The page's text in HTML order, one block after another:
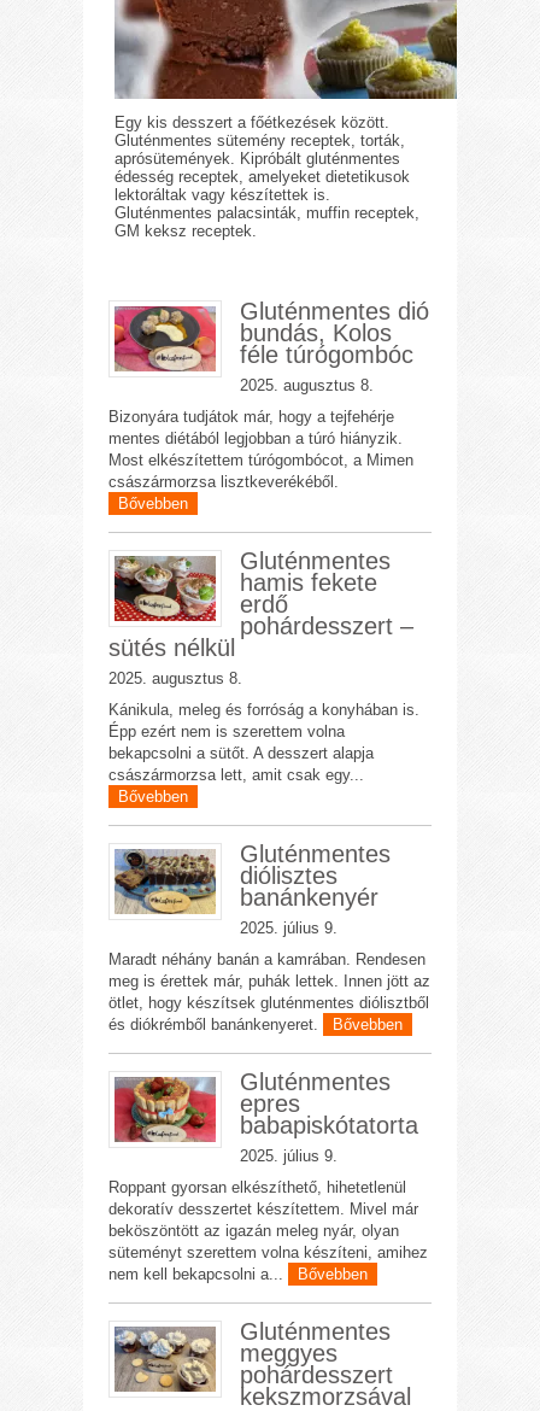
Egy kis desszert a főétkezések között.
Gluténmentes sütemény receptek, torták,
aprósütemények. Kipróbált gluténmentes
édesség receptek, amelyeket dietetikusok
lektoráltak vagy készítettek is.
Gluténmentes palacsinták, muffin receptek,
GM keksz receptek.
Gluténmentes dió
bundás, Kolos
féle túrógombóc
2025. augusztus 8.
Bizonyára tudjátok már, hogy a tejfehérje
mentes diétából legjobban a túró hiányzik.
Most elkészítettem túrógombócot, a Mimen
császármorzsa lisztkeverékéből.
Bővebben
Gluténmentes
hamis fekete
erdő
pohárdesszert –
sütés nélkül
2025. augusztus 8.
Kánikula, meleg és forróság a konyhában is.
Épp ezért nem is szerettem volna
bekapcsolni a sütőt. A desszert alapja
császármorzsa lett, amit csak egy...
Bővebben
Gluténmentes
diólisztes
banánkenyér
2025. július 9.
Maradt néhány banán a kamrában. Rendesen
meg is érettek már, puhák lettek. Innen jött az
ötlet, hogy készítsek gluténmentes diólisztből
és diókrémből banánkenyeret.
Bővebben
Gluténmentes
epres
babapiskótatorta
2025. július 9.
Roppant gyorsan elkészíthető, hihetetlenül
dekoratív desszertet készítettem. Mivel már
beköszöntött az igazán meleg nyár, olyan
süteményt szerettem volna készíteni, amihez
nem kell bekapcsolni a...
Bővebben
Gluténmentes
meggyes
pohárdesszert
kekszmorzsával